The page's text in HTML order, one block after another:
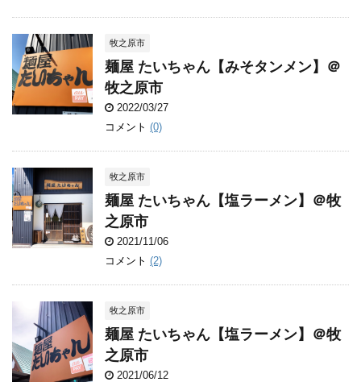
牧之原市
麺屋 たいちゃん【みそタンメン】＠
牧之原市
2022/03/27
コメント (0)
牧之原市
麺屋 たいちゃん【塩ラーメン】＠牧
之原市
2021/11/06
コメント (2)
牧之原市
麺屋 たいちゃん【塩ラーメン】＠牧
之原市
2021/06/12